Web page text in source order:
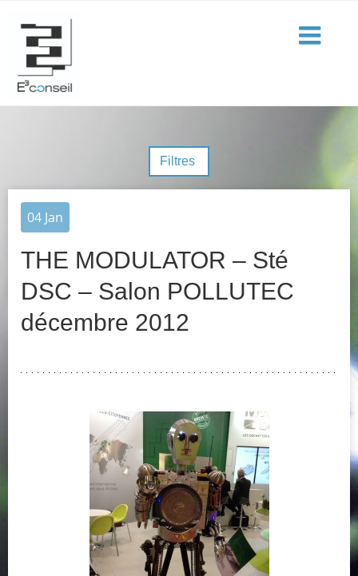
04 Jan
THE MODULATOR – Sté
DSC – Salon POLLUTEC
décembre 2012
Filtres